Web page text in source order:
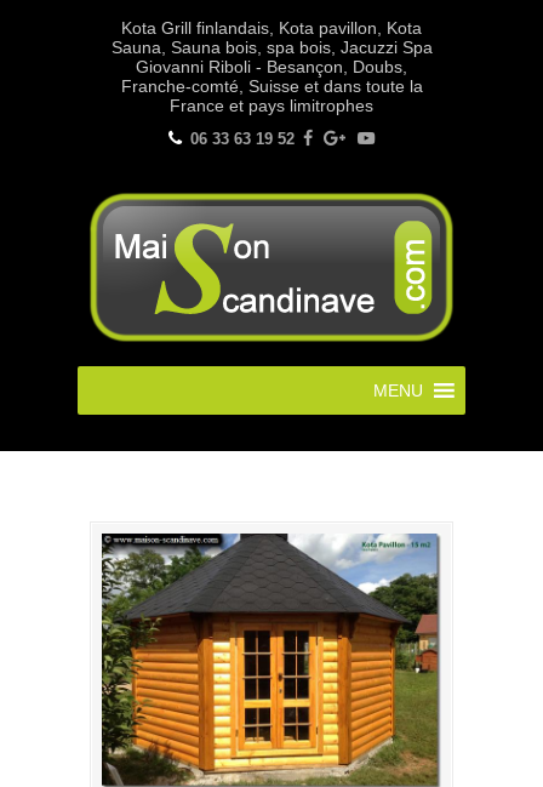
Kota Grill finlandais, Kota pavillon, Kota
Sauna, Sauna bois, spa bois, Jacuzzi Spa
Giovanni Riboli - Besançon, Doubs,
Franche-comté, Suisse et dans toute la
France et pays limitrophes
06 33 63 19 52
MENU